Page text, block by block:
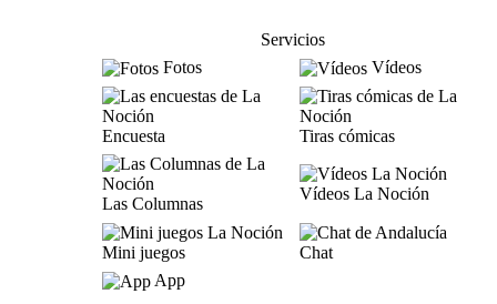
Servicios
Fotos
Vídeos
Encuesta Tiras cómicas
Las Columnas
Vídeos La Noción
Mini juegos
Chat
App